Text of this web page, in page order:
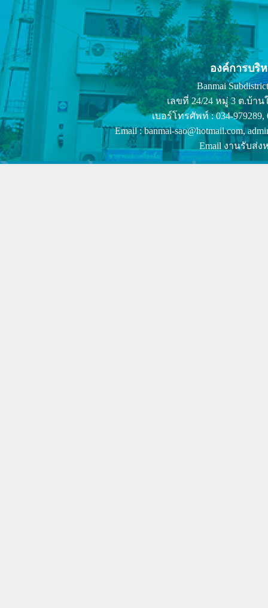
องค์การบริ
Banmai
เลขที่ 24/24 หมู่ 3 ต.บ้า
เบอร์โทรศัพท์ : 034-979289,
Email : banmai-sao@hotmail.com,
Email งานรับส่ง